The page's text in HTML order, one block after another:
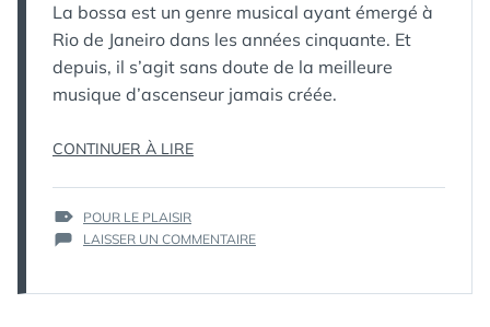
La bossa est un genre musical ayant émergé à
Rio de Janeiro dans les années cinquante. Et
depuis, il s’agit sans doute de la meilleure
musique d’ascenseur jamais créée.
CONTINUER À LIRE« BOSSA »
ÉTIQUETTES :
POUR LE PLAISIR
LAISSER UN COMMENTAIRESUR